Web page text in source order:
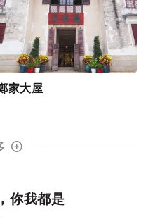
家大屋
你我都是